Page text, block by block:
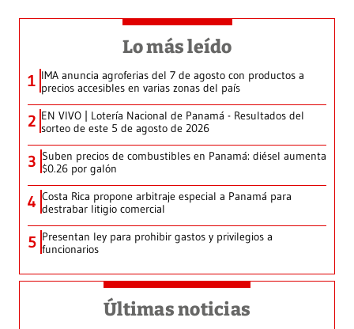
Lo más leído
1 IMA anuncia agroferias del 7 de agosto con productos a
precios accesibles en varias zonas del país
2 EN VIVO | Lotería Nacional de Panamá - Resultados del
sorteo de este 5 de agosto de 2026
3 Suben precios de combustibles en Panamá: diésel aumenta
$0.26 por galón
4 Costa Rica propone arbitraje especial a Panamá para
destrabar litigio comercial
5 Presentan ley para prohibir gastos y privilegios a
funcionarios
Últimas noticias